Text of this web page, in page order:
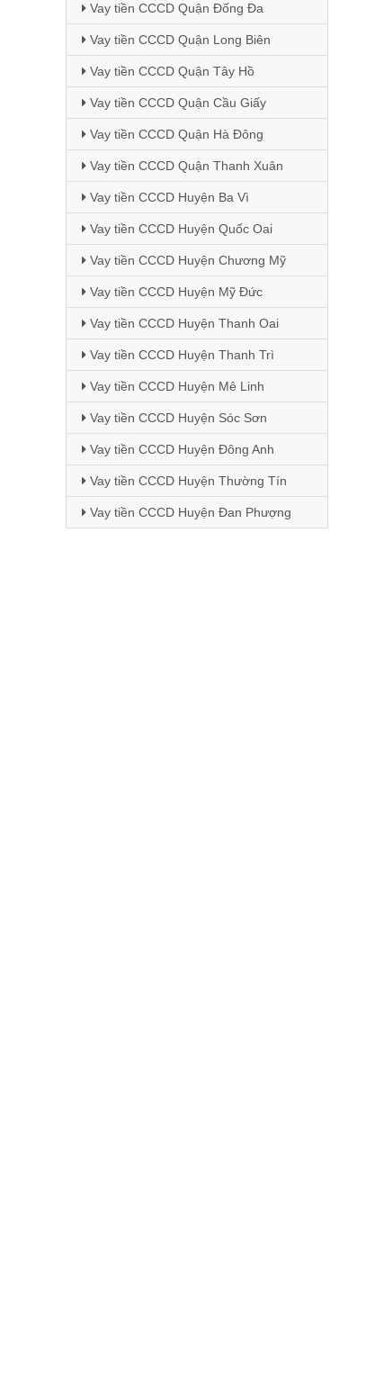
Vay tiền CCCD Quận Đống Đa
Vay tiền CCCD Quận Long Biên
Vay tiền CCCD Quận Tây Hồ
Vay tiền CCCD Quận Cầu Giấy
Vay tiền CCCD Quận Hà Đông
Vay tiền CCCD Quận Thanh Xuân
Vay tiền CCCD Huyện Ba Vì
Vay tiền CCCD Huyện Quốc Oai
Vay tiền CCCD Huyện Chương Mỹ
Vay tiền CCCD Huyện Mỹ Đức
Vay tiền CCCD Huyện Thanh Oai
Vay tiền CCCD Huyện Thanh Trì
Vay tiền CCCD Huyện Mê Linh
Vay tiền CCCD Huyện Sóc Sơn
Vay tiền CCCD Huyện Đông Anh
Vay tiền CCCD Huyện Thường Tín
Vay tiền CCCD Huyện Đan Phượng